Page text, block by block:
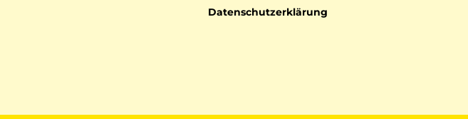
Datenschutzerklärung